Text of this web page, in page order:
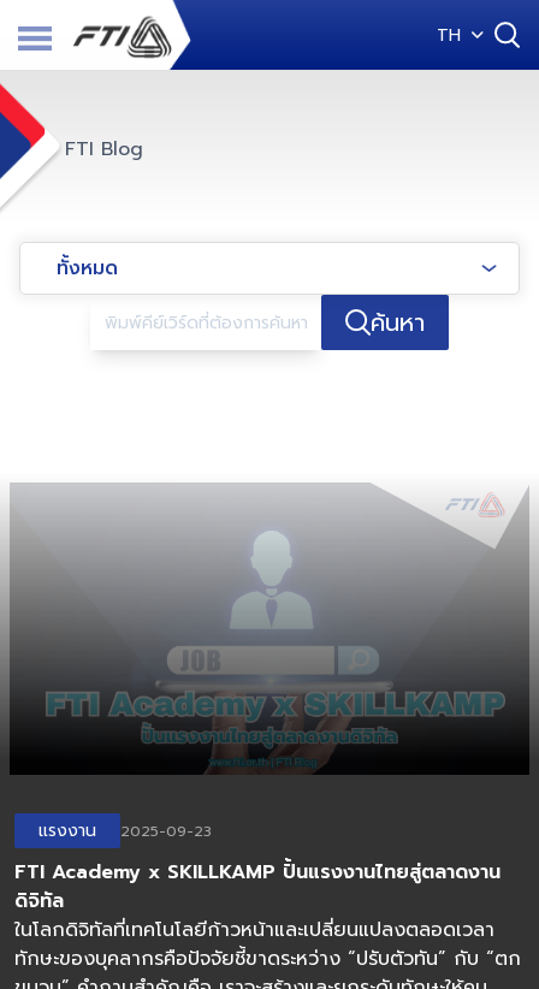
TH
FTI Blog
ทั้งหมด
ค้นหา
แรงงาน 2025-09-23
FTI Academy x SKILLKAMP ปั้นแรงงานไทยสู่ตลาดงาน
ดิจิทัล
ในโลกดิจิทัลที่เทคโนโลยีก้าวหน้าและเปลี่ยนแปลงตลอดเวลา
ทักษะของบุคลากรคือปัจจัยชี้ขาดระหว่าง “ปรับตัวทัน” กับ “ตก